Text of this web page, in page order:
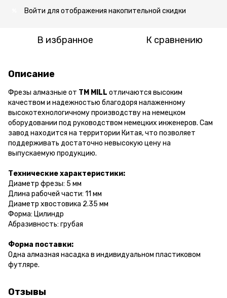
Войти для отображения накопительной скидки
В избранное К сравнению
Описание
Фрезы алмазные от ТМ MILL отличаются высоким
качеством и надежностью благодоря налаженному
высокотехнологичному производству на немецком
оборудовании под руководством немецких инженеров. Сам
завод находится на территории Китая, что позволяет
поддерживать достаточно невысокую цену на
выпускаемую продукцию.
Технические характеристики:
Диаметр фрезы: 5 мм
Длина рабочей части: 11 мм
Диаметр хвостовика 2.35 мм
Форма: Цилиндр
Абразивность: грубая
Форма поставки:
Одна алмазная насадка в индивидуальном пластиковом
футляре.
Отзывы